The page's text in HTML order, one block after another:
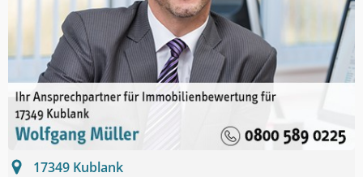
17349 Kublank